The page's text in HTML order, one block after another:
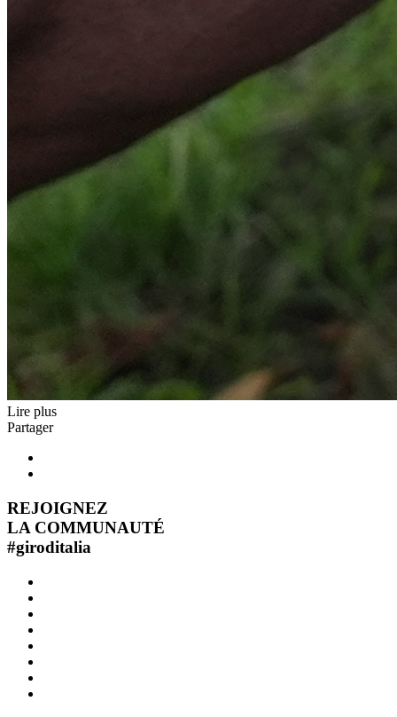
Lire plus
Partager
REJOIGNEZ
LA COMMUNAUTÉ
#giroditalia